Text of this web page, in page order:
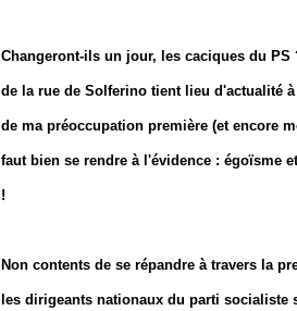
Changeront-ils un jour, les caciques du
de la rue de Solferino tient lieu d'actualité
de ma préoccupation première (et encore
faut bien se rendre à l'évidence : égoïsme
!
Non contents de se répandre à travers la
les dirigeants nationaux du parti